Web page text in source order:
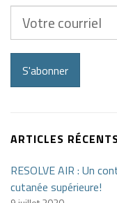
courriel
S'abonner
ARTICLES
RESOLVE AIR : Un
cutanée supérieure!